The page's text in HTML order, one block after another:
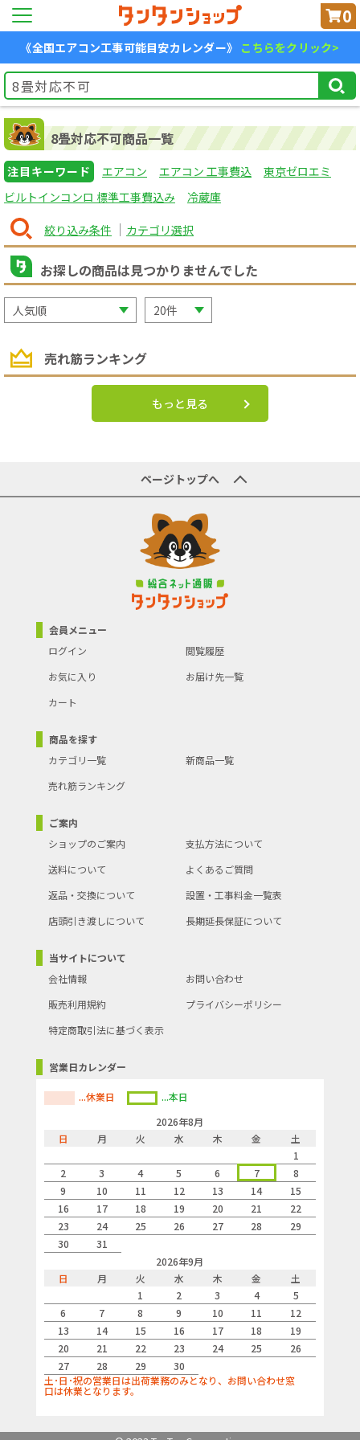
0
《全国エアコン工事可能目安カレンダー》 こちらをクリック>
8畳対応不可商品一覧
注目キーワード エアコン エアコン 工事費込
東京ゼロエミ
ビルトインコンロ 標準工事費込み
冷蔵庫
絞り込み条件 カテゴリ選択
お探しの商品は見つかりませんでした
売れ筋ランキング
もっと見る
ページトップへ
会員メニュー
ログイン
閲覧履歴
お気に入り
お届け先一覧
カート
商品を探す
カテゴリ一覧
新商品一覧
売れ筋ランキング
ご案内
ショップのご案内
支払方法について
送料について
よくあるご質問
返品・交換について
設置・工事料金一覧表
店頭引き渡しについて
長期延長保証について
当サイトについて
会社情報
お問い合わせ
販売利用規約
プライバシーポリシー
特定商取引法に基づく表示
営業日カレンダー
...休業日
...本日
2026年8月
日
月 火 水 木 金
土
1
2
3 4 5 6 7
8
9
10 11 12 13 14
15
16
17 18 19 20 21
22
23
24 25 26 27 28
29
30
31
2026年9月
日
月 火 水 木 金
土
1
2 3 4
5
6
7 8 9 10 11
12
13
14 15 16 17 18
19
20
21 22 23 24 25
26
27
28 29
30
土･日･祝の営業日は出荷業務のみとなり、お問い合わせ窓
口は休業となります。